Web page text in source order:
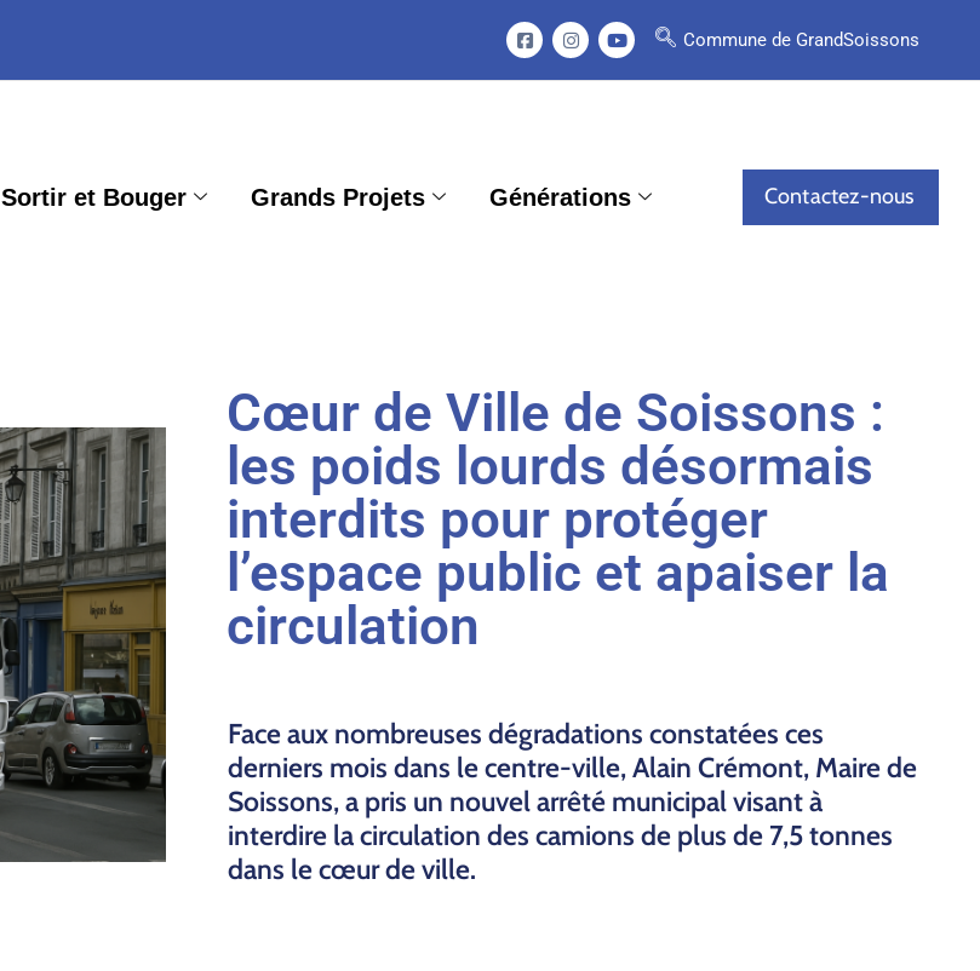
Commune de GrandSoissons
Sortir et Bouger Grands Projets Générations Contactez-nous
Cœur de Ville de Soissons :
les poids lourds désormais
interdits pour protéger
l’espace public et apaiser la
circulation
Face aux nombreuses dégradations constatées ces
derniers mois dans le centre-ville, Alain Crémont, Maire de
Soissons, a pris un nouvel arrêté municipal visant à
interdire la circulation des camions de plus de 7,5 tonnes
dans le cœur de ville.